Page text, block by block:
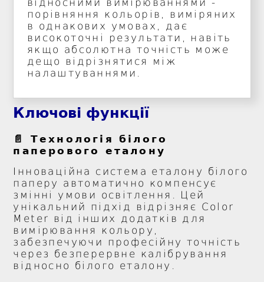
відносними вимірюваннями -
порівняння кольорів, виміряних
в однакових умовах, дає
високоточні результати, навіть
якщо абсолютна точність може
дещо відрізнятися між
налаштуваннями.
Ключові функції
📄 Технологія білого
паперового еталону
Інноваційна система еталону білого
паперу автоматично компенсує
змінні умови освітлення. Цей
унікальний підхід відрізняє Color
Meter від інших додатків для
вимірювання кольору,
забезпечуючи професійну точність
через безперервне калібрування
відносно білого еталону.